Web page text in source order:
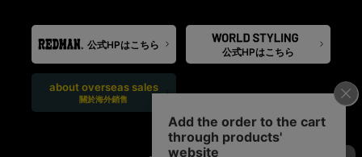
公式HPはこちら
公式HPはこちら
about overseas sales
關於海外銷售